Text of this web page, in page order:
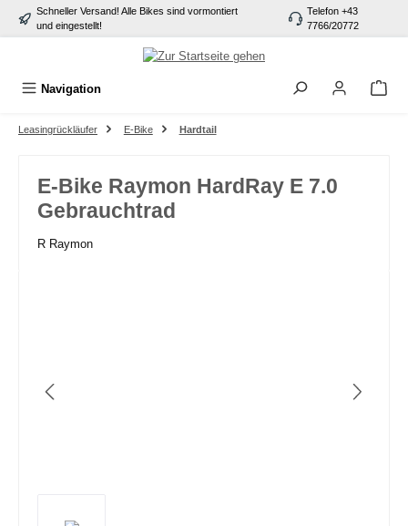
springen
Schneller Versand! Alle Bikes sind vormontiert
und eingestellt!
Telefon +43
7766/20772
Navigation
Leasingrückläufer E-Bike Hardtail
E-Bike Raymon HardRay E 7.0
Gebrauchtrad
R Raymon